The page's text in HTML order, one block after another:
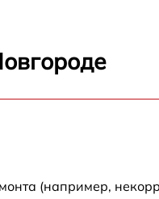
(например,